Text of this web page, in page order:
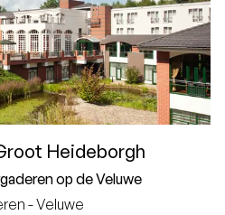
Heideborgh
op de Veluwe
- Veluwe